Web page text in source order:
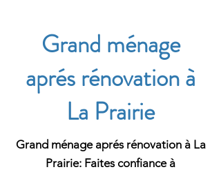
Grand ménage
aprés rénovation à
La Prairie
Grand ménage aprés rénovation à La
Prairie: Faites confiance à